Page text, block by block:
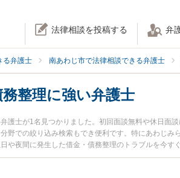
法律相談を投稿する 弁
る弁護士 南あわじ市で法律相談できる弁護士
整理に強い弁護士
護士が1名見つかりました。初回面談無料や休日面
野での絞り込み検索もでき便利です。特にあわじ
や夜間に発生した借金・債務整理のトラブルを今
債務整理を法律相談できる南あわじ市内の弁護士